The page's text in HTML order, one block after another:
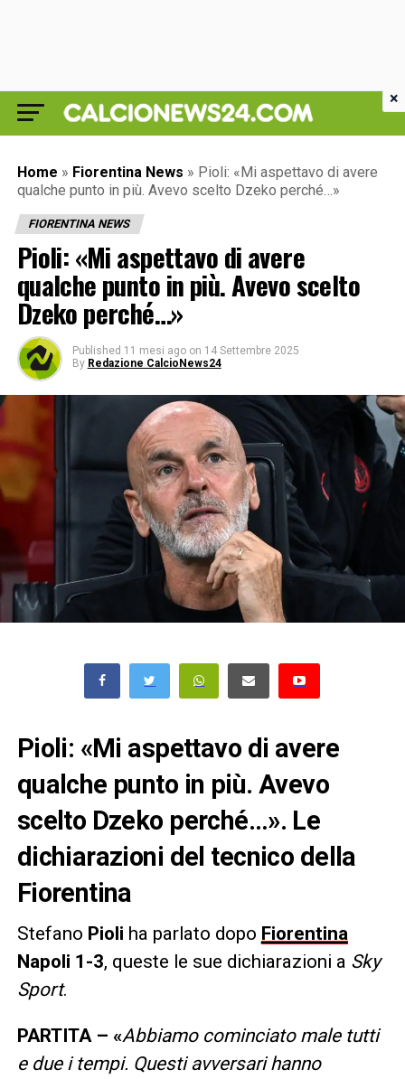
Home » Fiorentina News » Pioli: «Mi aspettavo di avere
qualche punto in più. Avevo scelto Dzeko perché…»
FIORENTINA NEWS
Pioli: «Mi aspettavo di avere
qualche punto in più. Avevo scelto
Dzeko perché…»
Published 11 mesi ago on 14 Settembre 2025
By Redazione CalcioNews24
Pioli: «Mi aspettavo di avere
qualche punto in più. Avevo
scelto Dzeko perché…». Le
dichiarazioni del tecnico della
Fiorentina
Stefano Pioli ha parlato dopo Fiorentina
Napoli 1-3, queste le sue dichiarazioni a Sky
Sport.
PARTITA – «Abbiamo cominciato male tutti
e due i tempi. Questi avversari hanno
×